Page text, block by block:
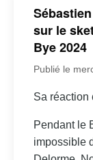
sur le
Bye 2024
Publié le
Sa réaction
Pendant le
impossible